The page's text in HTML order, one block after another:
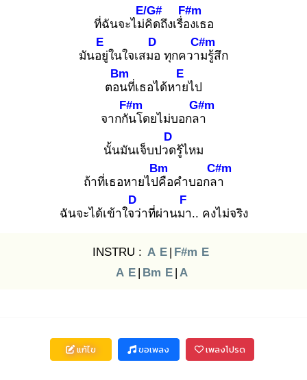
ที่ฉันจะไม่คิ
E/G#
ดถึงเรื่อง
F#m
เธอ
มันอยู่
E
ในใจเสมอ
D
ทุกความ
C#m
รู้สึก
ตอน
Bm
ที่เธอได้หาย
E
ไป
จากกัน
F#m
โดยไม่บอกลา
G#m
นั้นมันเจ็บปวด
D
รู้ไหม
ถ้าที่เธอหายไปคื
Bm
อคำบอกลา
C#m
ฉันจะได้เข้าใจว่
D
าที่ผ่านมา
F
.. คงไม่จริง
INSTRU : A E | F#m E
A E | Bm E | A
แก้ไข ขอเพลง เพลงโปรด